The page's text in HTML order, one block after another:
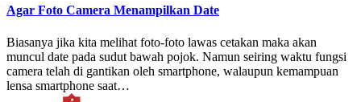
Agar Foto Camera Menampilkan Date
Biasanya jika kita melihat foto-foto lawas cetakan maka akan
muncul date pada sudut bawah pojok. Namun seiring waktu fungsi
camera telah di gantikan oleh smartphone, walaupun kemampuan
lensa smartphone saat…